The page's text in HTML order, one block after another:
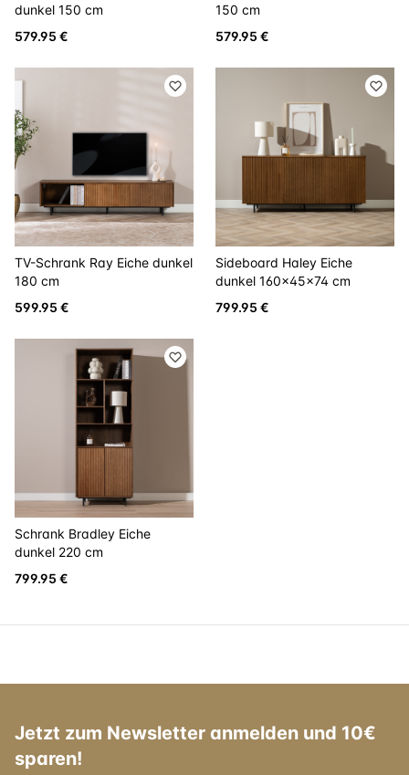
dunkel 150 cm
579.95 €
150 cm
579.95 €
TV-Schrank Ray Eiche dunkel
180 cm
599.95 €
Sideboard Haley Eiche
dunkel 160x45x74 cm
799.95 €
Schrank Bradley Eiche
dunkel 220 cm
799.95 €
Jetzt zum Newsletter anmelden und 10€
sparen!